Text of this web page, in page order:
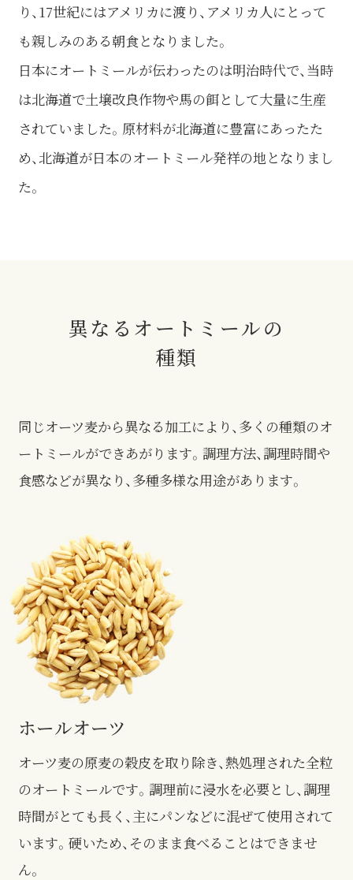
り、17世紀にはアメリカに渡り、アメリカ人にとって
も親しみのある朝食となりました。
日本にオートミールが伝わったのは明治時代で、当時
は北海道で土壌改良作物や馬の餌として大量に生産
されていました。原材料が北海道に豊富にあったた
め、北海道が日本のオートミール発祥の地となりまし
た。
異なるオートミールの
種類
同じオーツ麦から異なる加工により、多くの種類のオ
ートミールができあがります。調理方法、調理時間や
食感などが異なり、多種多様な用途があります。
ホールオーツ
オーツ麦の原麦の穀皮を取り除き、熱処理された全粒
のオートミールです。調理前に浸水を必要とし、調理
時間がとても長く、主にパンなどに混ぜて使用されて
います。硬いため、そのまま食べることはできませ
ん。